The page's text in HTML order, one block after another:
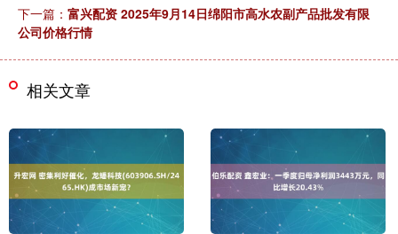
下一篇： 富兴配资 2025年9月14日绵阳市高水农副产品批发有限
公司价格行情
相关文章